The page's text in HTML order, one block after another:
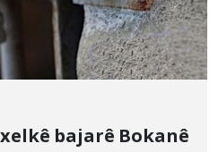
bajarê Bokanê